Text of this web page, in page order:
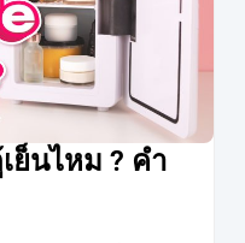
ย็นไหม ? คำ